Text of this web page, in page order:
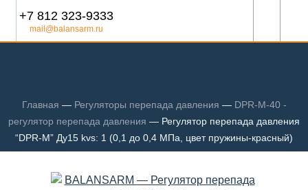
+7 812 323-9333
mail@balansarm.ru
Главная — Регуляторы перепада давления — DPR-M-40 -
регулятор перепада давления — Регулятор перепада давления
“DPR-M” Ду15 kvs: 1 (0,1 до 0,4 МПа, цвет пружины-красный)